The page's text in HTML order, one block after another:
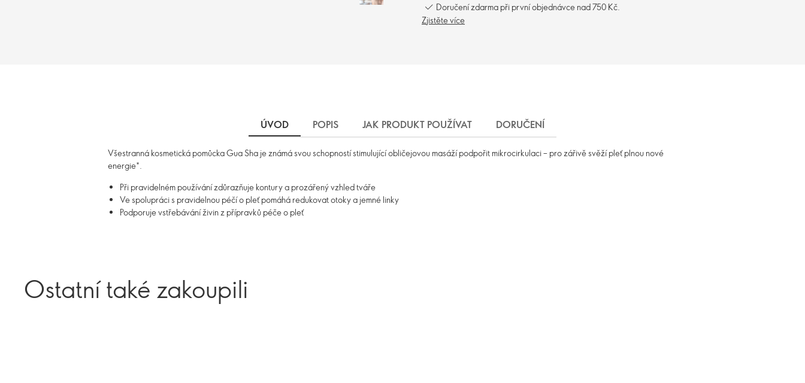
Doručení zdarma při první objednávce nad 750 Kč.
Zjistěte více
ÚVOD POPIS JAK PRODUKT POUŽÍVAT DORUČENÍ
Všestranná kosmetická pomůcka Gua Sha je známá svou schopností stimulující obličejovou masáží podpořit mikrocirkulaci – pro zářivě svěží pleť plnou nové
energie*.
Při pravidelném používání zdůrazňuje kontury a prozářený vzhled tváře
Ve spolupráci s pravidelnou péčí o pleť pomáhá redukovat otoky a jemné linky
Podporuje vstřebávání živin z přípravků péče o pleť
Ostatní také zakoupili